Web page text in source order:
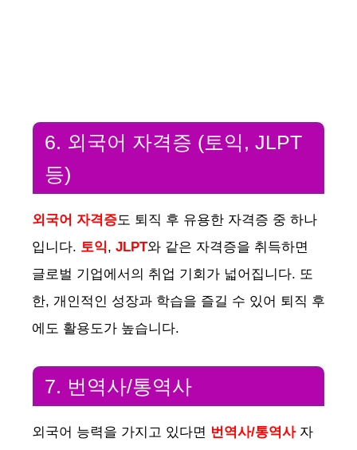
6. 외국어 자격증 (토익, JLPT
등)
외국어 자격증도 퇴직 후 유용한 자격증 중 하나
입니다. 토익, JLPT와 같은 자격증을 취득하면
글로벌 기업에서의 취업 기회가 넓어집니다. 또
한, 개인적인 성장과 학습을 즐길 수 있어 퇴직 후
에도 활용도가 높습니다.
7. 번역사/통역사
외국어 능력을 가지고 있다면 번역사/통역사자